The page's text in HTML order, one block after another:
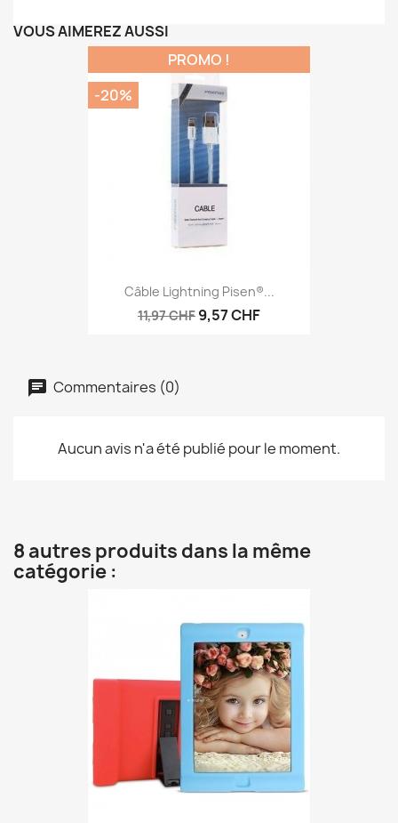
VOUS AIMEREZ AUSSI
Câble Lightning Pisen®...
11,97 CHF 9,57 CHF
PROMO !
-20%
Commentaires (0)
Aucun avis n'a été publié pour le moment.
8 autres produits dans la même
catégorie :